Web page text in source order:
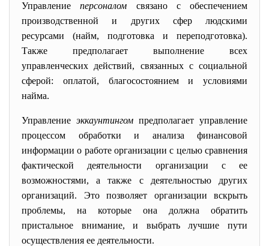
Управлениеперсоналом связано с обеспечением
производственной и других сфер людскими
ресурсами (найм, подготовка и переподготовка).
Также предполагает выполнение всех
управленческих действий, связанных с социальной
сферой: оплатой, благосостоянием и условиями
найма.
Управление эккаунтингом предполагает управление
процессом обработки и анализа финансовой
информации о работе организации с целью сравнения
фактической деятельности организации с ее
возможностями, а также с деятельностью других
организаций. Это позволяет организации вскрыть
проблемы, на которые она должна обратить
пристальное внимание, и выбрать лучшие пути
осуществления ее деятельности.